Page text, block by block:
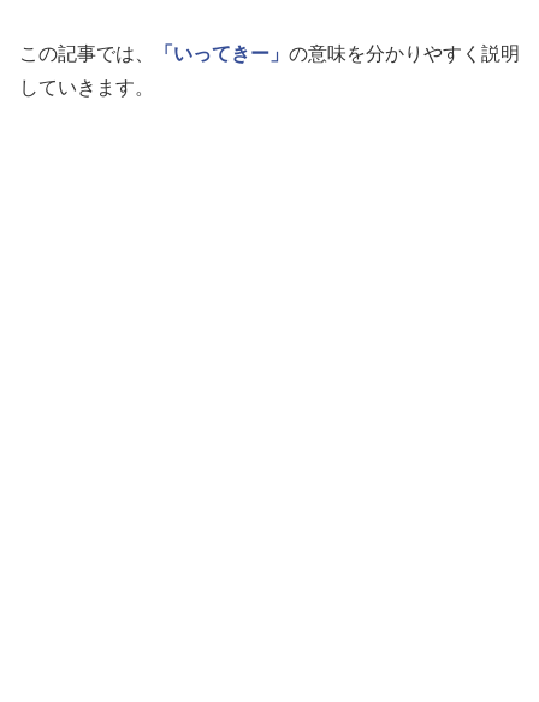
この記事では、 「いってきー」 の意味を分かりやすく説明
していきます。